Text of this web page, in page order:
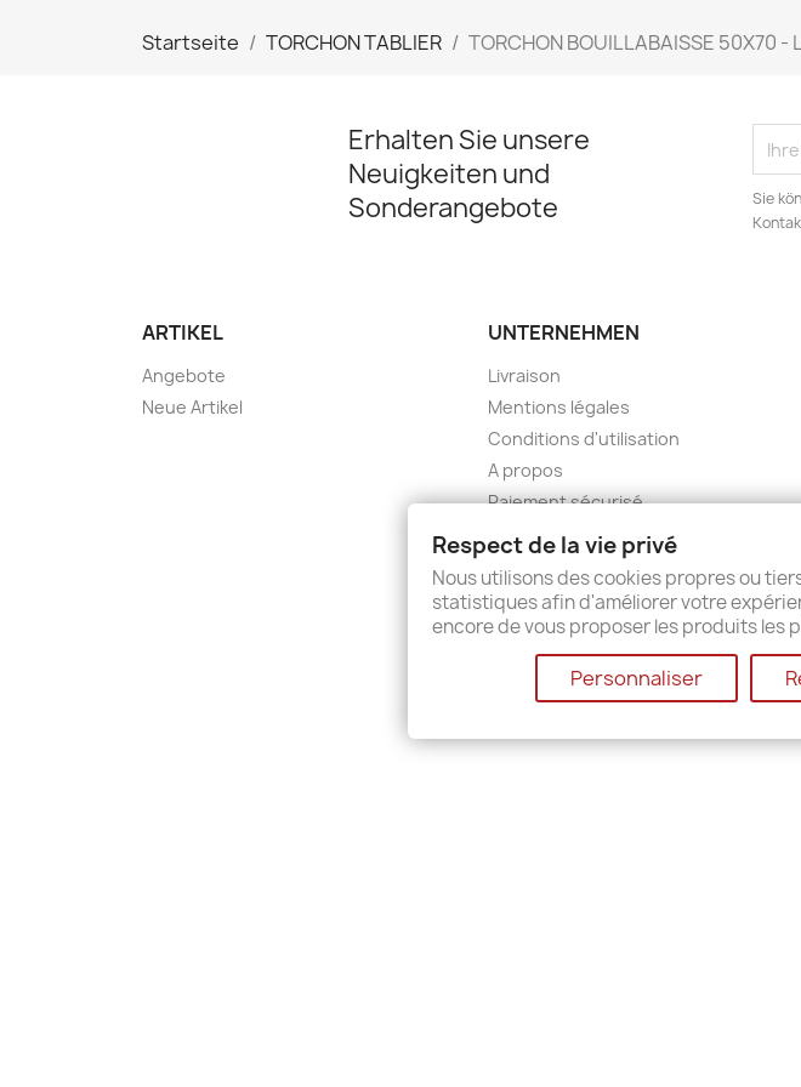
Startseite TORCHON TABLIER TORCHON BOUILLABAISSE 50X70 -
Erhalten Sie unsere
Neuigkeiten und
Sonderangebote
Sie
ARTIKEL
Angebote
Neue Artikel
UNTERNEHMEN
Livraison
Mentions légales
Conditions d'utilisation
A propos
Paiement sécurisé
Kontakt
Sitemap
Shops
© 2026 - Shop-
Respect de la vie privé
Nous utilisons des cookies propres ou
statistiques afin d'améliorer votre
encore de vous proposer les produits les
Personnaliser